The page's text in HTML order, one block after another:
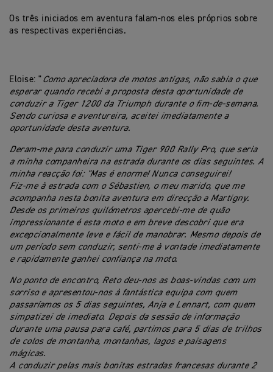
Os três iniciados em aventura falam-nos eles próprios sobre
as respectivas experiências.
Eloise: " Como apreciadora de motos antigas, não sabia o que
esperar quando recebi a proposta desta oportunidade de
conduzir a Tiger 1200 da Triumph durante o fim-de-semana.
Sendo curiosa e aventureira, aceitei imediatamente a
oportunidade desta aventura.
Deram-me para conduzir uma Tiger 900 Rally Pro, que seria
a minha companheira na estrada durante os dias seguintes. A
minha reacção foi: "Mas é enorme! Nunca conseguirei!
Fiz-me à estrada com o Sébastien, o meu marido, que me
acompanha nesta bonita aventura em direcção a Martigny.
Desde os primeiros quilómetros apercebi-me de quão
impressionante é esta moto e em breve descobri que era
excepcionalmente leve e fácil de manobrar. Mesmo depois de
um período sem conduzir, senti-me à vontade imediatamente
e rapidamente ganhei confiança na moto.
No ponto de encontro, Reto deu-nos as boas-vindas com um
sorriso e apresentou-nos à fantástica equipa com quem
passaríamos os 5 dias seguintes, Anja e Lennart, com quem
simpatizei de imediato. Depois da sessão de informação
durante uma pausa para café, partimos para 5 dias de trilhos
de colos de montanha, montanhas, lagos e paisagens
mágicas.
A conduzir pelas mais bonitas estradas francesas durante 2